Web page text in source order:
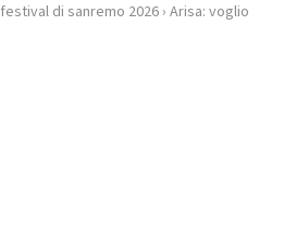
festival di sanremo 2026 › Arisa: voglio